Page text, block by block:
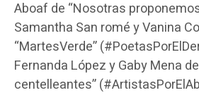
Aboaf de “Nosotras
Samantha San romé y Vanina
“MartesVerde”
Fernanda López y Gaby Mena
centelleantes”